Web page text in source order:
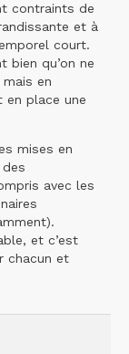
contraints de
et à
court.
bien qu’on ne
en
place une
mises en
avec les
et c’est
chacun et